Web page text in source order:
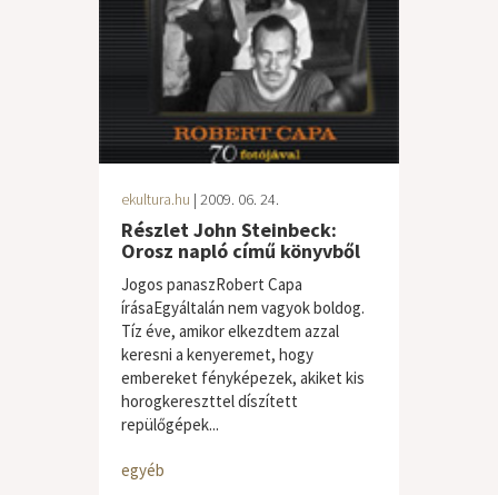
ekultura.hu | 2009. 06. 24.
Részlet John Steinbeck:
Orosz napló című könyvből
Jogos panaszRobert Capa
írásaEgyáltalán nem vagyok boldog.
Tíz éve, amikor elkezdtem azzal
keresni a kenyeremet, hogy
embereket fényképezek, akiket kis
horogkereszttel díszített
repülőgépek...
egyéb